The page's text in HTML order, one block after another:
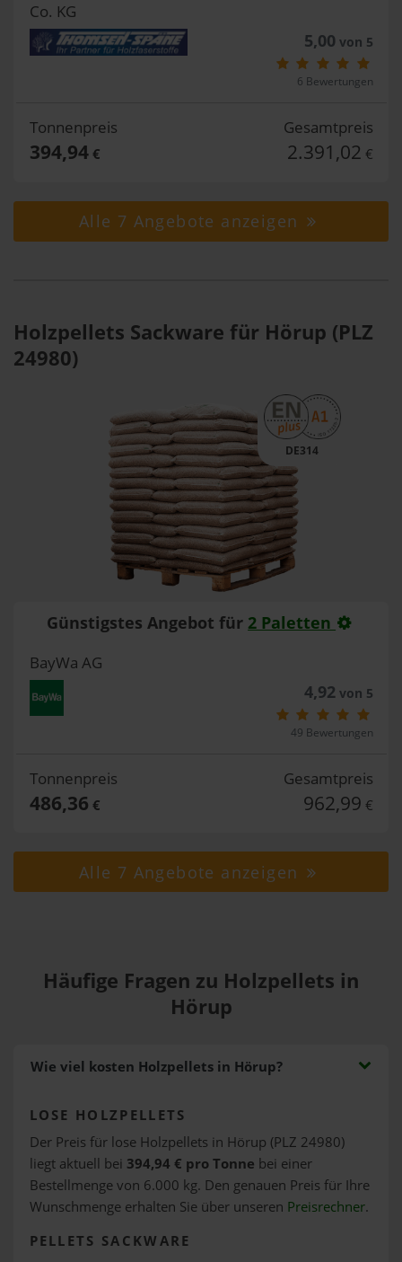
Co. KG
5,00 von 5
6 Bewertungen
Tonnenpreis
394,94€
Gesamtpreis
2.391,02 €
Alle 7 Angebote anzeigen
Holzpellets Sackware für Hörup (PLZ
24980)
DE314
Günstigstes Angebot für 2 Paletten
BayWa AG
4,92von 5
49 Bewertungen
Tonnenpreis
486,36 €
Gesamtpreis
962,99 €
Alle 7 Angebote anzeigen
Häufige Fragen zu Holzpellets in
Hörup
Wie viel kosten Holzpellets in Hörup?
LOSE HOLZPELLETS
Der Preis für lose Holzpellets in Hörup (PLZ 24980)
liegt aktuell bei 394,94 € pro Tonne bei einer
Bestellmenge von 6.000 kg. Den genauen Preis für Ihre
Wunschmenge erhalten Sie über unseren Preisrechner.
PELLETS SACKWARE